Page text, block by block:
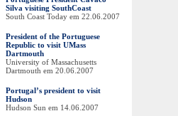
Silva visiting SouthCoast
South Coast Today em 22.06.2007
President of the Portuguese
Republic to visit UMass
Dartmouth
University of Massachusetts
Dartmouth em 20.06.2007
Portugal’s president to visit
Hudson
Hudson Sun em 14.06.2007